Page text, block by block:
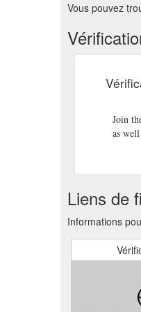
EARN
Our Menu ·
EARN
EARN
EARN
Park.
Vous pouvez
Join
as
Liens de
Informations